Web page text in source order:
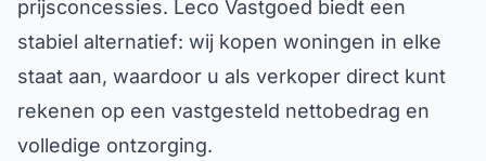
prijsconcessies. Leco Vastgoed biedt een
stabiel alternatief: wij kopen woningen in elke
staat aan, waardoor u als verkoper direct kunt
rekenen op een vastgesteld nettobedrag en
volledige ontzorging.